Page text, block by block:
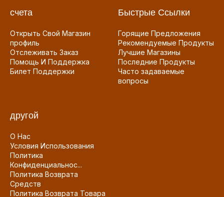
счета
Открыть Свой Магазин
профиль
Отслеживать Заказ
Помощь И Поддержка
Билет Поддержки
Быстрые Ссылки
Горящие Предложения
Рекомендуемые Продукты
Лучшие Магазины
Последние Продукты
Часто задаваемые
вопросы
другой
О Нас
Условия Использования
Политика
Конфиденциальнос...
Политика Возврата
Средств
Политика Возврата Товара